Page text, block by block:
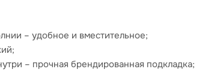
– удобное и вместительное;
– прочная брендированная подкладка;